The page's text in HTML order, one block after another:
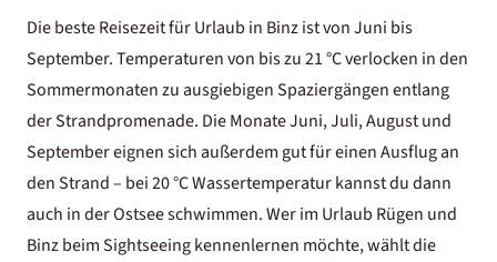
Die beste Reisezeit für Urlaub in Binz ist von Juni bis
September. Temperaturen von bis zu 21 °C verlocken in den
Sommermonaten zu ausgiebigen Spaziergängen entlang
der Strandpromenade. Die Monate Juni, Juli, August und
September eignen sich außerdem gut für einen Ausflug an
den Strand – bei 20 °C Wassertemperatur kannst du dann
auch in der Ostsee schwimmen. Wer im Urlaub Rügen und
Binz beim Sightseeing kennenlernen möchte, wählt die